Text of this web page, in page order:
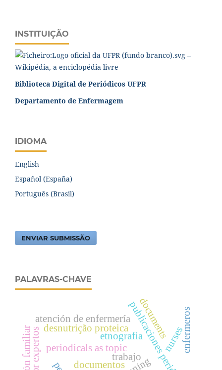
INSTITUIÇÃO
Biblioteca Digital de Periódicos UFPR
Departamento de Enfermagem
IDIOMA
English
Español (España)
Português (Brasil)
ENVIAR SUBMISSÃO
PALAVRAS-CHAVE
documentos
periodicals as topic
atención de enfermería documentsnursesenfermeros
etnografia
desnutrição proteica
trabajo